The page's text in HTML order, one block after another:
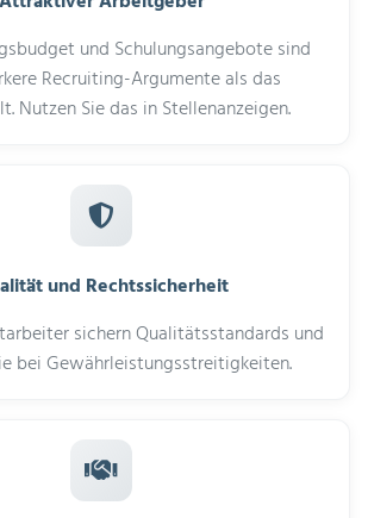
und Schulungsangebote sind
Recruiting-Argumente als das
Nutzen Sie das in Stellenanzeigen.
und Rechtssicherheit
sichern Qualitätsstandards und
bei Gewährleistungsstreitigkeiten.